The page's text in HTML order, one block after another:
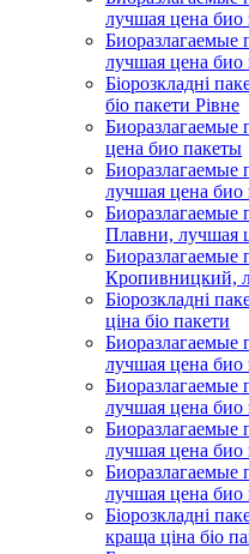
лучшая цена био
Биоразлагаемые
лучшая цена био
Біорозкладні
біо пакети Рівне
Биоразлагаемые
цена био пакеты
Биоразлагаемые
лучшая цена био
Биоразлагаемые
Плавни, лучшая
Биоразлагаемые
Кропивницкий,
Біорозкладні
ціна біо пакети
Биоразлагаемые
лучшая цена био
Биоразлагаемые
лучшая цена био
Биоразлагаемые
лучшая цена био
Биоразлагаемые
лучшая цена био
Біорозкладні
краща ціна біо